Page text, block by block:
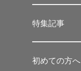
特集記事
初めての方へ